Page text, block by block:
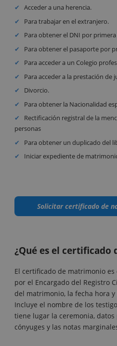
Acceder a una herencia.
Para trabajar en el extranjero.
Para obtener el DNI por primera
Para obtener el pasaporte por
Para acceder a un Colegio
Para acceder a la prestación de
Divorcio.
Para obtener la Nacionalidad
Rectificación registral de la
personas
Para obtener un duplicado del
Iniciar expediente de
Solicitar certificado de
¿Qué es el
El certificado de matrimonio
por el Encargado del Registro
del matrimonio, la fecha hora
Incluye el nombre de los
tiene lugar la ceremonia, datos
cónyuges y las notas